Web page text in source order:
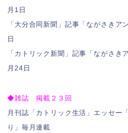
月1日
「大分合同新聞」記事「ながさきア
日
「カトリック新聞」記事「ながさき
月24日
◆雑誌 掲載２３回
月刊誌「カトリック生活」エッセー
り」毎月連載